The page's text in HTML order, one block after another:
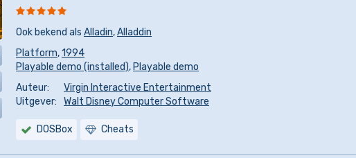
Ook bekend als Alladin,Alladdin
Platform,1994
Playable demo (installed), Playable demo
Auteur:
Virgin Interactive Entertainment
Uitgever:
Walt Disney Computer Software
DOSBox Cheats